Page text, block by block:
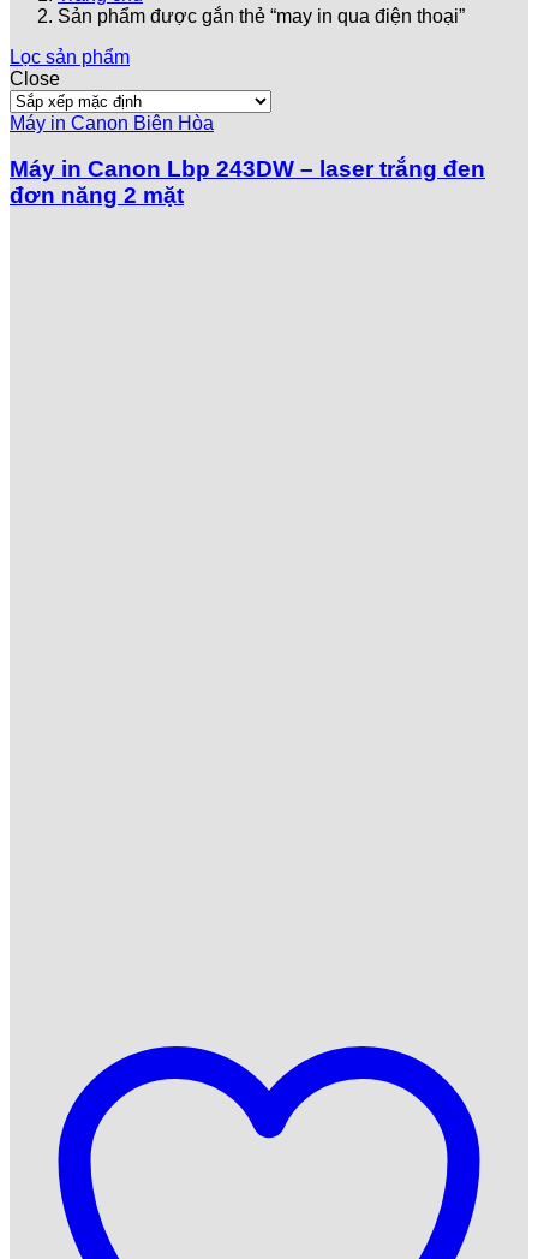
Sản phẩm được gắn thẻ “may in qua điện thoại”
Lọc sản phẩm
Close
Máy in Canon Biên Hòa
Máy in Canon Lbp 243DW – laser trắng đen
đơn năng 2 mặt